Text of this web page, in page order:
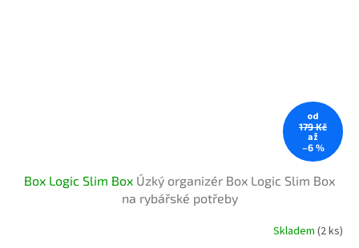
od
179 Kč
až
–6 %
Box Logic Slim Box Úzký organizér Box Logic Slim Box
na rybářské potřeby
Skladem (2 ks)